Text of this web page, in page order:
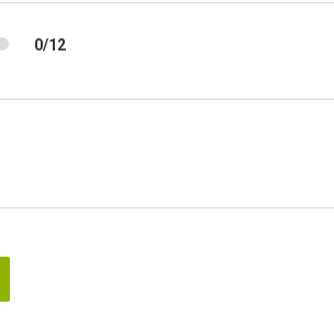
0/12